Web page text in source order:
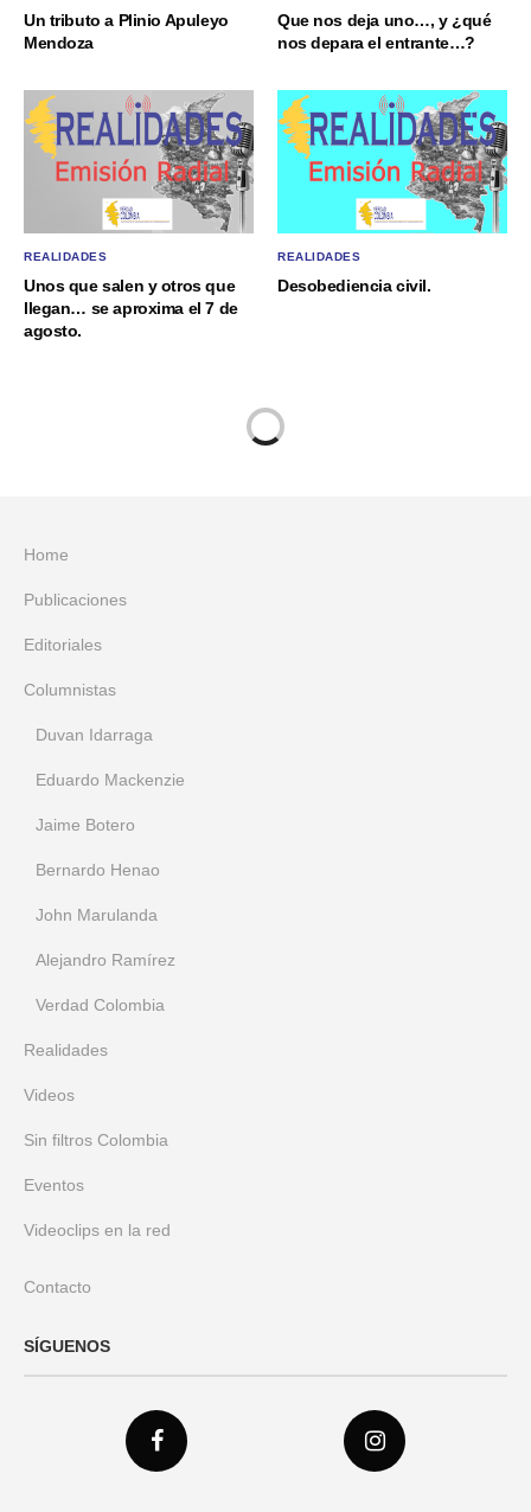
Un tributo a Plinio Apuleyo
Mendoza
Que nos deja uno…, y ¿qué
nos depara el entrante…?
REALIDADES
Unos que salen y otros que
llegan… se aproxima el 7 de
agosto.
REALIDADES
Desobediencia civil.
Home
Publicaciones
Editoriales
Columnistas
Duvan Idarraga
Eduardo Mackenzie
Jaime Botero
Bernardo Henao
John Marulanda
Alejandro Ramírez
Verdad Colombia
Realidades
Videos
Sin filtros Colombia
Eventos
Videoclips en la red
Contacto
SÍGUENOS